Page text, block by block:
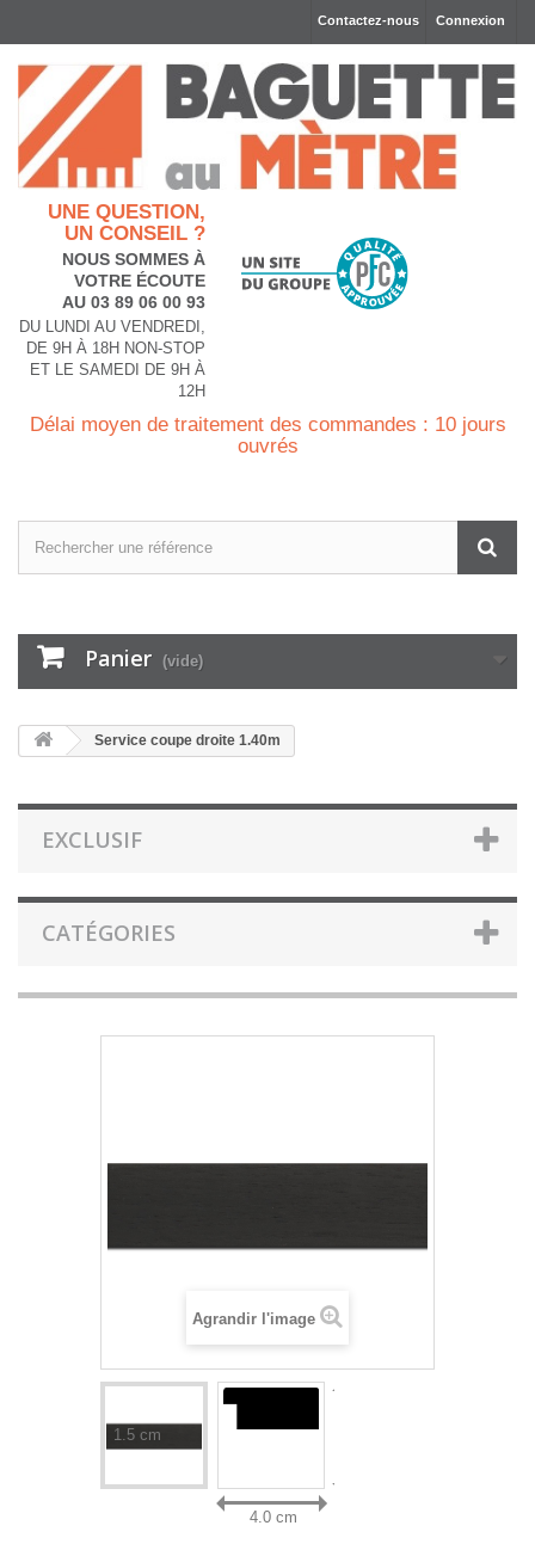
Connexion
Contactez-nous
UNE QUESTION,
UN CONSEIL ?
NOUS SOMMES À
VOTRE ÉCOUTE
AU 03 89 06 00 93
DU LUNDI AU VENDREDI,
DE 9H À 18H NON-STOP
ET LE SAMEDI DE 9H À
12H
Délai moyen de traitement des commandes : 10 jours
ouvrés
Panier (vide)
Service coupe droite 1.40m
EXCLUSIF
CATÉGORIES
Agrandir l'image
4.0 cm
1.5 cm